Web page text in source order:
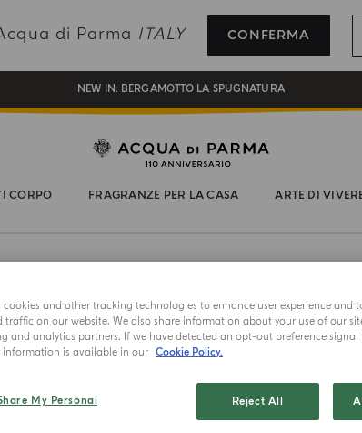
di Parma ITALY CONFERMA
REGISTRATI E RICEVI UN REGALO SPECIALE CON IL TUO PRIMO
UN REGALO PER TE SUGLI ORDINI SUPERIORI AI 180€
NEW IN: BERGAMOTTO LA SPUGNATURA
CORPO FRAGRANZE PER LA CASA ARTE DI
cookies and other tracking technologies to enhance user experience and
traffic on our website. We also share information about your use of our
and analytics partners. If we have detected an opt-out preference
information is available in our Cookie Policy.
My Personal
Reject All